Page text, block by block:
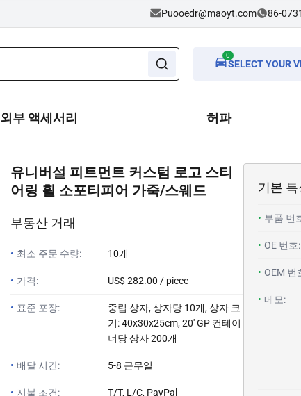
Puooedr@maoyt.com 86-
0
SELECT YOUR
외부 액세서리 허파
유니버설 피트먼트 커스텀 로고 스티
어링 휠 소포티피어 가죽/스웨드
부동산 거래
• 최소 주문 수량: 10개
• 가격: US$ 282.00 / piece
• 표준 포장:
중립 상자, 상자당 10개, 상자 크
기: 40x30x25cm, 20' GP 컨테이
너당 상자 200개
• 배달 시간: 5-8 근무일
• 지불 조건: T/T, L/C, PayPal
기본 특
• 부품 번
• OE 번호:
• OEM 번
• 메모: